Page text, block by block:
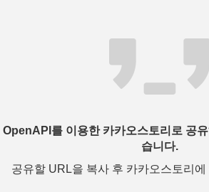
OpenAPI를 이용한 카카오스토리로 공
습니다.
공유할 URL을 복사 후 카카오스토리